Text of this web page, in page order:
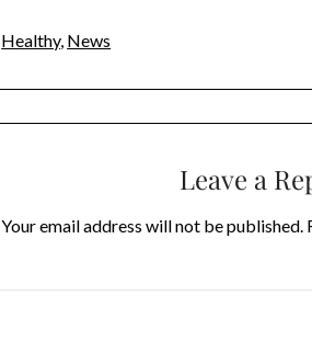
Healthy, News
Leave a
Your email address will not be published.